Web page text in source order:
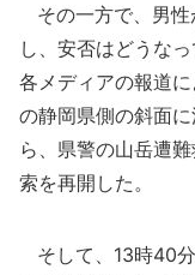
その一方で、男性
し、安否はどうな
各メディアの報道
の静岡県側の斜面
ら、県警の山岳遭
索を再開した。
そして、13時40